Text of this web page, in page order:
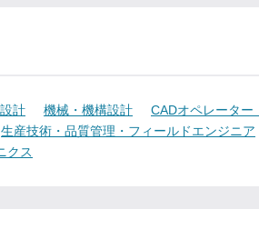
計 機械・機構設計
CADオペレーター
生産技術・品質管理・フィールドエンジニア
クス